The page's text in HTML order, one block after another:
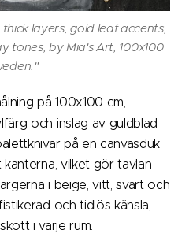
layers, gold leaf accents,
tones, by Mia's Art, 100x100
på 100x100 cm,
och inslag av guldblad
på en canvasduk
vilket gör tavlan
i beige, vitt, svart och
och tidlös känsla,
i varje rum.